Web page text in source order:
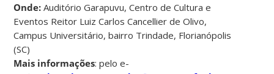
Onde: Auditório Garapuvu, Centro de Cultura e
Eventos Reitor Luiz Carlos Cancellier de Olivo,
Campus Universitário, bairro Trindade, Florianópolis
(SC)
Mais informações: pelo e-